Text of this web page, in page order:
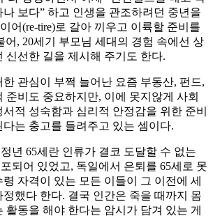
보다” 하고 인생을 관조하려던 중년을
어(re-tire)로 갈아 끼우고 이륙할 준비를
어, 20세기 부모님 세대의 경험 속에선 상
신선한 길을 제시해 주기도 한다.
관심이 부쩍 늘어난 요즘 부동산, 펀드,
준비도 중요하지만, 이에 못지않게 사회
적 성숙함과 심리적 안정감을 위한 준비
는 충고를 들려주고 있는 셈이다.
년 65세란 인류가 결코 도달할 수 없는
되어 있었고, 독일에서 은퇴를 65세로 못
자격이 있는 모든 이들이 그 이전에 세
했다 한다. 결국 인간은 죽을 때까지 몸
활동을 해야 한다는 암시가 담겨 있는 게